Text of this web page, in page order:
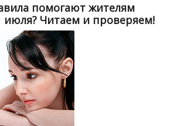
помогают жителям
июля? Читаем и проверяем!